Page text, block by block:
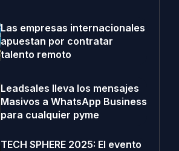
Las empresas internacionales
apuestan por contratar
talento remoto
Leadsales lleva los mensajes
Masivos a WhatsApp Business
para cualquier pyme
TECH SPHERE 2025: El evento